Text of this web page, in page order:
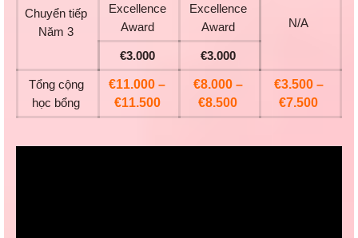
Chuyển tiếp
Năm 3
Excellence
Award
Excellence
Award
N/A
€3.000 €3.000
Tổng cộng
học bổng
€11.000 –
€11.500
€8.000 –
€8.500
€3.500 –
€7.500